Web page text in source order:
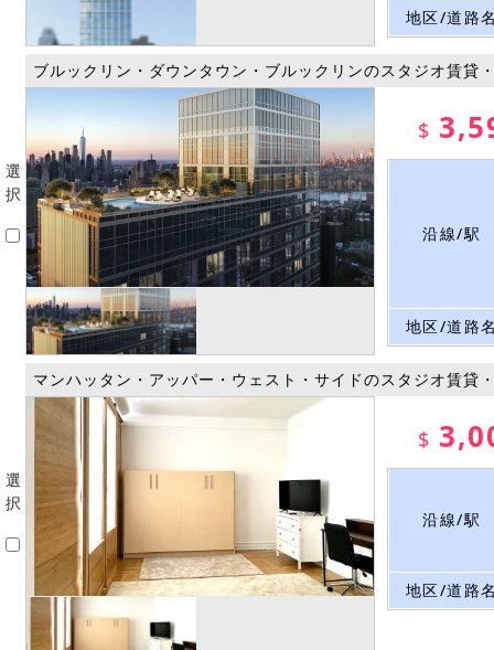
地区/道路
選
択
ブルックリン・ダウンタウン・ブルックリンのスタジオ賃貸
$
沿線/駅
地区/道路
選
択
マンハッタン・アッパー・ウェスト・サイドのスタジオ賃貸
$
沿線/駅
地区/道路